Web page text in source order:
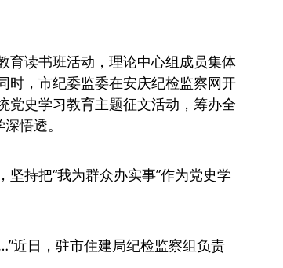
育读书班活动，理论中心组成员集体
时，市纪委监委在安庆纪检监察网开
党史学习教育主题征文活动，筹办全
悟透。
持把“我为群众办实事”作为党史学
近日，驻市住建局纪检监察组负责